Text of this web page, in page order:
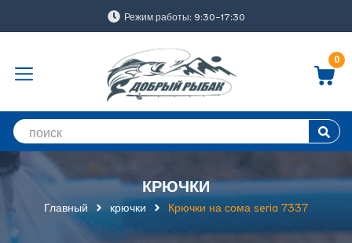
Режим работы: 9:30-17:30
0
КРЮЧКИ
Главный крючки Крючки на сома seria 7337